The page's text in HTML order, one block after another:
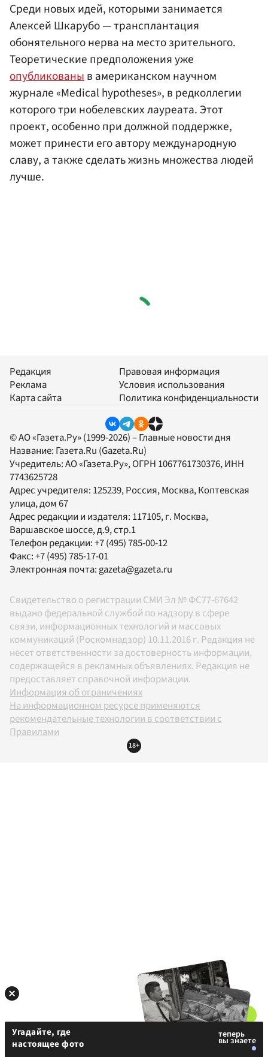
Среди новых идей, которыми занимается
Алексей Шкарубо — трансплантация
обонятельного нерва на место зрительного.
Теоретические предположения уже
опубликованыв американском научном
журнале «Medical hypotheses», в редколлегии
которого три нобелевских лауреата. Этот
проект, особенно при должной поддержке,
может принести его автору международную
славу, а также сделать жизнь множества людей
лучше.
Редакция
Реклама
Карта сайта
Правовая информация
Условия использования
Политика конфиденциальности
© АО «Газета.Ру» (1999-2026) – Главные новости дня
Название: Газета.Ru (Gazeta.Ru)
Учредитель:АО «Газета.Ру», ОГРН 1067761730376, ИНН
7743625728
Адрес учредителя: 125239, Россия, Москва, Коптевская
улица, дом 67
Адрес редакции и издателя: 117105, г. Москва,
Варшавское шоссе, д.9, стр.1
Телефон редакции:+7 (495) 785-00-12
Факс:+7 (495) 785-17-01
Электронная почта:gazeta@gazeta.ru
Свидетельство о регистрации СМИ Эл № ФС77-67642
выдано федеральной службой по надзору в сфере
связи, информационных технологий и массовых
коммуникаций (Роскомнадзор) 10.11.2016 г. Редакция не
несет ответственности за достоверность информации,
содержащейся в рекламных объявлениях. Редакция не
предоставляет справочной информации.
Информация об ограничениях
На информационном ресурсе применяются
рекомендательные технологии в соответствии с
Правилами
18+
Угадайте, где
настоящее фото